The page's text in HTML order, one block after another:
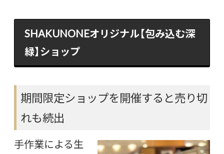
SHAKUNONEオリジナル【包み込む深
緑】ショップ
期間限定ショップを開催すると売り切
れも続出
手作業による生